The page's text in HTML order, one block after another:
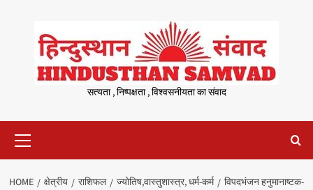
content
सत्यता , निष्पक्षता , विश्वसनीयता का संवाद
Menu
HOME क्षेत्रीय राशिफल ज्योतिष,वास्तुशास्त्र, धर्म-कर्म
विपदभंजन हनुमानाष्टक-